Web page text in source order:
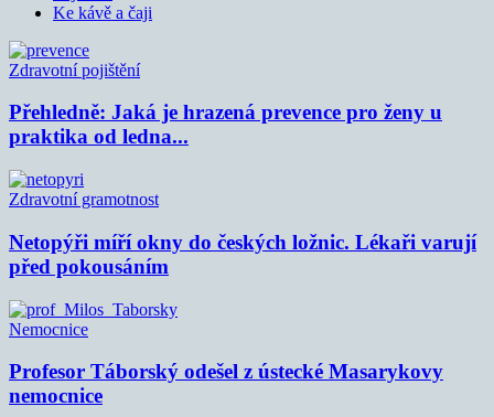
Ke kávě a čaji
Zdravotní pojištění
Přehledně: Jaká je hrazená prevence pro ženy u
praktika od ledna...
Zdravotní gramotnost
Netopýři míří okny do českých ložnic. Lékaři varují
před pokousáním
Nemocnice
Profesor Táborský odešel z ústecké Masarykovy
nemocnice